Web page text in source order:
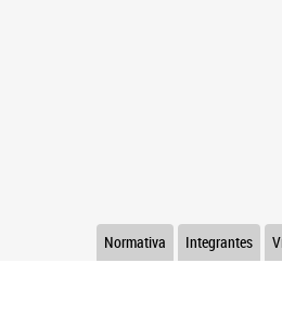
Integrantes
Normativa